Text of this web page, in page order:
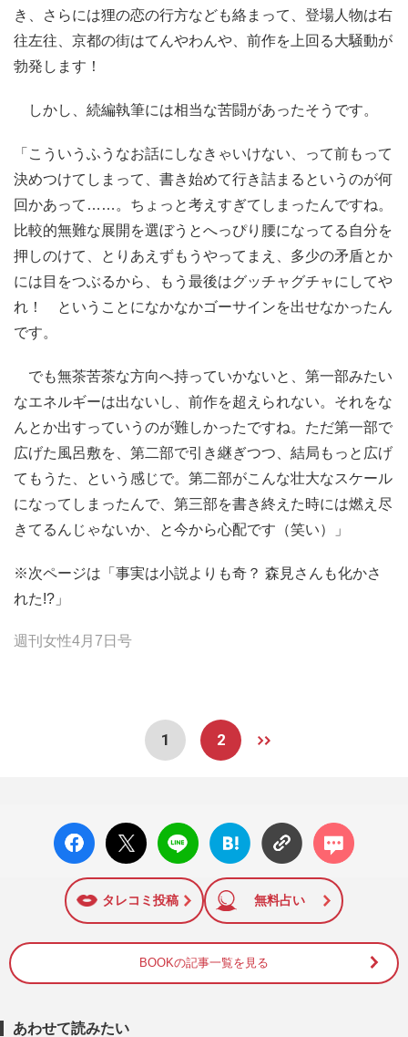
き、さらには狸の恋の行方なども絡まって、登場人物は右
往左往、京都の街はてんやわんや、前作を上回る大騒動が
勃発します！
しかし、続編執筆には相当な苦闘があったそうです。
「こういうふうなお話にしなきゃいけない、って前もって
決めつけてしまって、書き始めて行き詰まるというのが何
回かあって……。ちょっと考えすぎてしまったんですね。
比較的無難な展開を選ぼうとへっぴり腰になってる自分を
押しのけて、とりあえずもうやってまえ、多少の矛盾とか
には目をつぶるから、もう最後はグッチャグチャにしてや
れ！ ということになかなかゴーサインを出せなかったん
です。
でも無茶苦茶な方向へ持っていかないと、第一部みたい
なエネルギーは出ないし、前作を超えられない。それをな
んとか出すっていうのが難しかったですね。ただ第一部で
広げた風呂敷を、第二部で引き継ぎつつ、結局もっと広げ
てもうた、という感じで。第二部がこんな壮大なスケール
になってしまったんで、第三部を書き終えた時には燃え尽
きてるんじゃないか、と今から心配です（笑い）」
※次ページは「事実は小説よりも奇？ 森見さんも化かさ
れた!?」
週刊女性4月7日号
1 2
facebo
ok い
X ポス
ト
LINE
はてな
ブック
に追加
コメン
ト
タレコミ投稿 無料占い
BOOKの記事一覧を見る
あわせて読みたい